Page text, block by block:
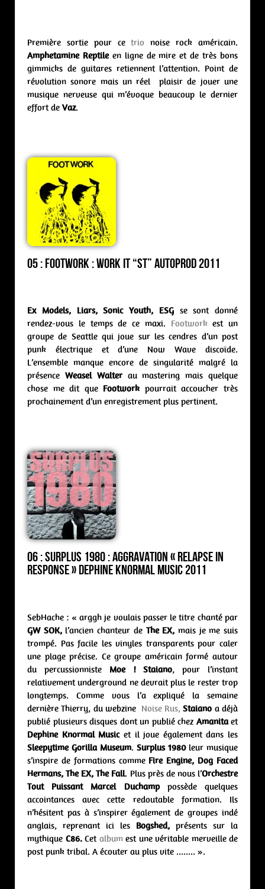
Première sortie pour cetrio noise rock américain.
Amphetamine Reptileen ligne de mire et de très bons
gimmicks de guitares retiennent l’attention. Point de
révolution sonore mais un réel plaisir de jouer une
musique nerveuse qui m’évoque beaucoup le dernier
effort deVaz.
05 : Footwork : work it “st” Autoprod 2011
Ex Models, Liars, Sonic Youth, ESGse sont donné
rendez-vous le temps de ce maxi. Footwork est un
groupe de Seattle qui joue sur les cendres d’un post
punk électrique et d’une Now Wave discoïde.
L’ensemble manque encore de singularité malgré la
présence Weasel Walterau mastering mais quelque
chose me dit que Footwork pourrait accoucher très
prochainement d’un enregistrement plus pertinent.
06 : Surplus 1980 : aggravation « Relapse in
Response » Dephine Knormal Music 2011
SebHache : « arggh je voulais passer le titre chanté par
GW SOK,l’ancien chanteur deThe EX, mais je me suis
trompé. Pas facile les vinyles transparents pour caler
une plage précise. Ce groupe américain formé autour
du percussionniste Moe ! Staiano, pour l’instant
relativement underground ne devrait plus le rester trop
longtemps. Comme vous l’a expliqué la semaine
dernière Thierry, du webzine Noise Rus, Staiano a déjà
publié plusieurs disques dont un publié chez Amanitaet
Dephine Knormal Musicet il joue également dans les
Sleepytime Gorilla Museum. Surplus 1980leur musique
s’inspire de formations comme Fire Engine, Dog Faced
Hermans, The EX, The Fall. Plus près de nous l’Orchestre
Tout Puissant Marcel Duchamp possède quelques
accointances avec cette redoutable formation. Ils
n’hésitent pas à s’inspirer également de groupes indé
anglais, reprenant ici les Bogshed, présents sur la
mythique C86.Cet albumest une véritable merveille de
post punk tribal. A écouter au plus vite …….. ».